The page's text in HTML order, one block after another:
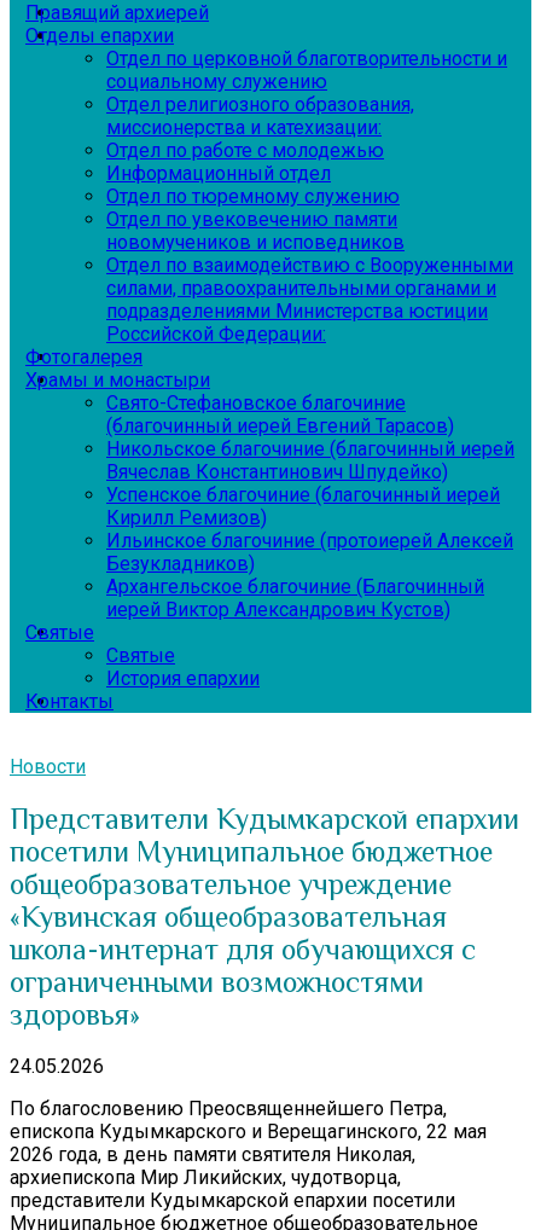
Правящий архиерей
Отделы епархии
Отдел по церковной благотворительности и
социальному служению
Отдел религиозного образования,
миссионерства и катехизации:
Отдел по работе с молодежью
Информационный отдел
Отдел по тюремному служению
Отдел по увековечению памяти
новомучеников и исповедников
Отдел по взаимодействию с Вооруженными
силами, правоохранительными органами и
подразделениями Министерства юстиции
Российской Федерации:
Фотогалерея
Храмы и монастыри
Свято-Стефановское благочиние
(благочинный иерей Евгений Тарасов)
Никольское благочиние (благочинный иерей
Вячеслав Константинович Шпудейко)
Успенское благочиние (благочинный иерей
Кирилл Ремизов)
Ильинское благочиние (протоиерей Алексей
Безукладников)
Архангельское благочиние (Благочинный
иерей Виктор Александрович Кустов)
Святые
Святые
История епархии
Контакты
Новости
Представители Кудымкарской епархии
посетили Муниципальное бюджетное
общеобразовательное учреждение
«Кувинская общеобразовательная
школа-интернат для обучающихся с
ограниченными возможностями
здоровья»
24.05.2026
По благословению Преосвященнейшего Петра,
епископа Кудымкарского и Верещагинского, 22 мая
2026 года, в день памяти святителя Николая,
архиепископа Мир Ликийских, чудотворца,
представители Кудымкарской епархии посетили
Муниципальное бюджетное общеобразовательное